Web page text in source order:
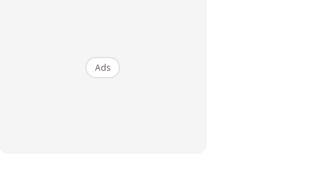
Ads